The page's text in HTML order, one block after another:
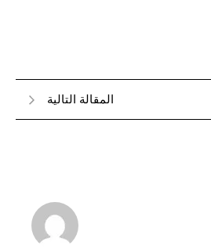
المقالة التالية